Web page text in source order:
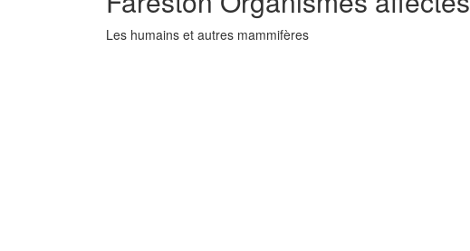
Les humains et autres mammifères